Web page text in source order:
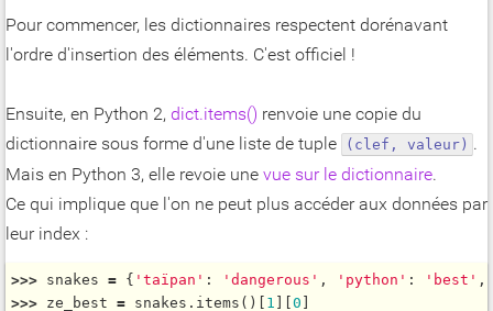
Pour commencer, les dictionnaires respectent dorénavant
l'ordre d'insertion des éléments. C'est officiel !
Ensuite, en Python 2, dict.items() renvoie une copie du
dictionnaire sous forme d'une liste de tuple
(clef, valeur) .
Mais en Python 3, elle revoie une vue sur le dictionnaire.
Ce qui implique que l'on ne peut plus accéder aux données par
leur index :
>>> snakes = { 'taïpan' : 'dangerous' , 'python' : 'best'
>>> ze_best = snakes. items ()[ 1 0